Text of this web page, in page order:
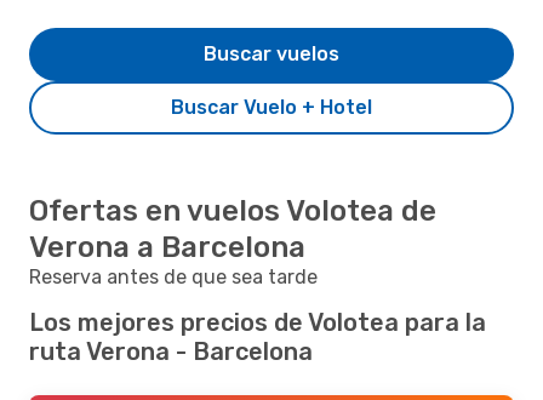
Buscar Vuelo + Hotel
Buscar vuelos
Ofertas en vuelos Volotea de
Verona a Barcelona
Reserva antes de que sea tarde
Los mejores precios de Volotea para la
ruta Verona - Barcelona